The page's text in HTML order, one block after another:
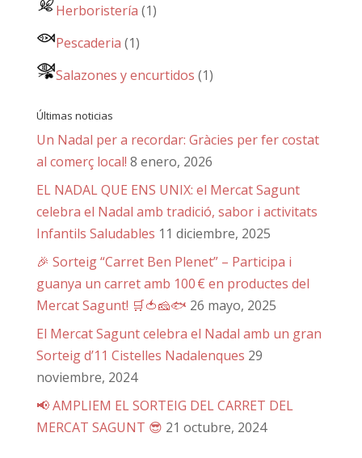
Herboristería (1)
Pescaderia (1)
Salazones y encurtidos (1)
Últimas noticias
Un Nadal per a recordar: Gràcies per fer costat
al comerç local! 8 enero, 2026
EL NADAL QUE ENS UNIX: el Mercat Sagunt
celebra el Nadal amb tradició, sabor i activitats
Infantils Saludables 11 diciembre, 2025
🎉 Sorteig “Carret Ben Plenet” – Participa i
guanya un carret amb 100 € en productes del
Mercat Sagunt! 🛒🍅🧀🐟 26 mayo, 2025
El Mercat Sagunt celebra el Nadal amb un gran
Sorteig d’11 Cistelles Nadalenques 29
noviembre, 2024
📢 AMPLIEM EL SORTEIG DEL CARRET DEL
MERCAT SAGUNT 😎 21 octubre, 2024